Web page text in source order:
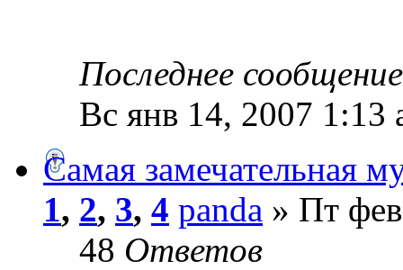
Последнее
Вс янв 14, 2007 1:13
Самая замечательная
1, 2, 3, 4 panda » Пт
48 Ответов